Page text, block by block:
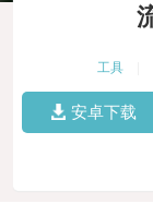
工具
安卓下载